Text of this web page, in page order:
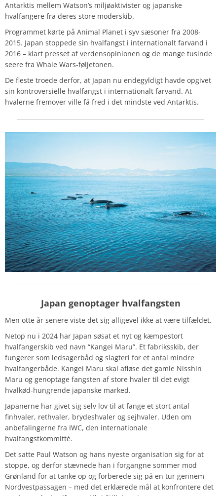
Antarktis mellem Watson’s miljøaktivister og japanske
hvalfangere fra deres store moderskib.
Programmet kørte på Animal Planet i syv sæsoner fra 2008-
2015. Japan stoppede sin hvalfangst i internationalt farvand i
2016 – klart presset af verdensopinionen og de mange tusinde
seere fra Whale Wars-føljetonen.
De fleste troede derfor, at Japan nu endegyldigt havde opgivet
sin kontroversielle hvalfangst i internationalt farvand. At
hvalerne fremover ville få fred i det mindste ved Antarktis.
Japan genoptager hvalfangsten
Men otte år senere viste det sig alligevel ikke at være tilfældet.
Netop nu i 2024 har Japan søsat et nyt og kæmpestort
hvalfangerskib ved navn “Kangei Maru”. Et fabriksskib, der
fungerer som ledsagerbåd og slagteri for et antal mindre
hvalfangerbåde. Kangei Maru skal afløse det gamle Nisshin
Maru og genoptage fangsten af store hvaler til det evigt
hvalkød-hungrende japanske marked.
Japanerne har givet sig selv lov til at fange et stort antal
finhvaler, rethvaler, brydeshvaler og sejhvaler. Uden om
anbefalingerne fra IWC, den internationale
hvalfangstkommitté.
Det satte Paul Watson og hans nyeste organisation sig for at
stoppe, og derfor stævnede han i forgangne sommer mod
Grønland for at tanke op og forberede sig på en tur gennem
Nordvestpassagen – med det erklærede mål at konfrontere det